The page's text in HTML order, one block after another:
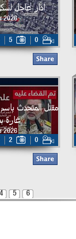
اذار عاجل
2026
5 0
مقتل المتحدث
غارة
2026
2 0
4 5 6